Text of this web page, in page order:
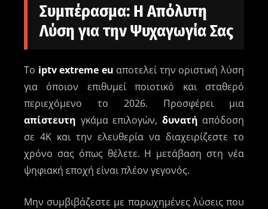
Συμπέρασμα: Η Απόλυτη
Λύση για την Ψυχαγωγία Σας
Το iptv extreme eu αποτελεί την οριστική λύση
για όποιον επιθυμεί ποιοτικό και σταθερό
περιεχόμενο το 2026. Προσφέρει μια
απίστευτη γκάμα επιλογών, δυνατή απόδοση
σε 4K και την ελευθερία να διαχειρίζεστε το
χρόνο σας όπως θέλετε. Η μετάβαση στη νέα
ψηφιακή εποχή είναι πλέον γεγονός.
Μην συμβιβάζεστε με παρωχημένες λύσεις που